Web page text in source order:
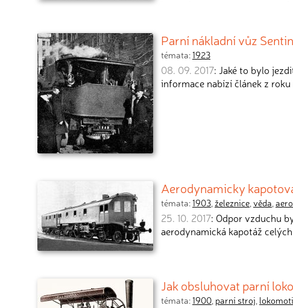
Parní nákladní vůz
témata:1923
08. 09. 2017: Jaké to bylo
informace nabízí článek z roku
Aerodynamicky
témata:1903, železnice,věda,
25. 10. 2017: Odpor vzduchu
aerodynamická kapotáž
Jak obsluhovat parní
témata:1900, parní stroj,